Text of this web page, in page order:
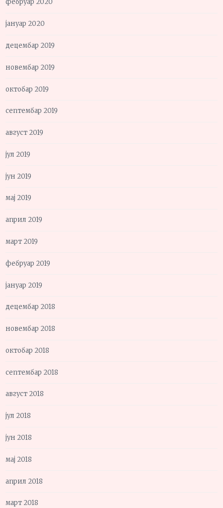
фебруар 2020
јануар 2020
децембар 2019
новембар 2019
октобар 2019
септембар 2019
август 2019
јул 2019
јун 2019
мај 2019
април 2019
март 2019
фебруар 2019
јануар 2019
децембар 2018
новембар 2018
октобар 2018
септембар 2018
август 2018
јул 2018
јун 2018
мај 2018
април 2018
март 2018